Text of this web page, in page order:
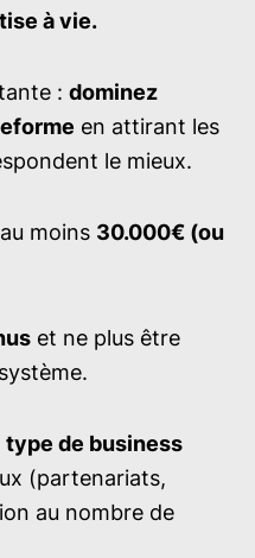
à vie.
: dominez
en attirant les
le mieux.
moins 30.000€ (ou
et ne plus être
de business
(partenariats,
au nombre de